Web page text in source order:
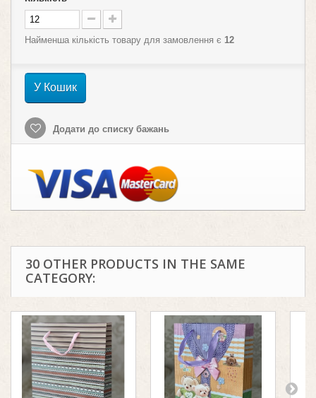
Найменша кількість товару для замовлення є 12
У Кошик
Додати до списку бажань
30 OTHER PRODUCTS IN THE SAME
CATEGORY: